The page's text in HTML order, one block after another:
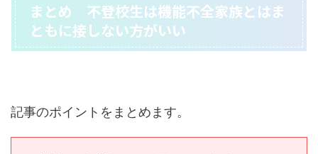
まとめ 不登校生は機能不全家族とはま
ともに接しない方がいい
記事のポイントをまとめます。